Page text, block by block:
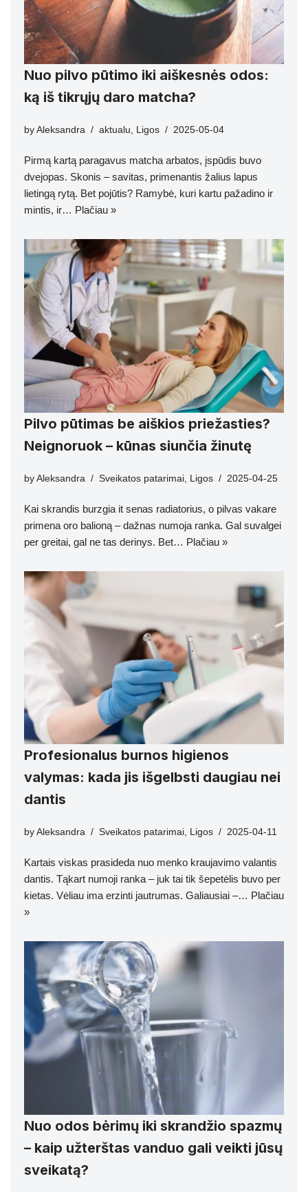
Nuo pilvo pūtimo iki aiškesnės odos:
ką iš tikrųjų daro matcha?
by Aleksandra aktualu Ligos 2025-05-04
Pirmą kartą paragavus matcha arbatos, įspūdis buvo
dvejopas. Skonis – savitas, primenantis žalius lapus
lietingą rytą. Bet pojūtis? Ramybė, kuri kartu pažadino ir
mintis, ir… Plačiau »
Pilvo pūtimas be aiškios priežasties?
Neignoruok – kūnas siunčia žinutę
by Aleksandra Sveikatos patarimai Ligos 2025-04-25
Kai skrandis burzgia it senas radiatorius, o pilvas vakare
primena oro balioną – dažnas numoja ranka. Gal suvalgei
per greitai, gal ne tas derinys. Bet… Plačiau »
Profesionalus burnos higienos
valymas: kada jis išgelbsti daugiau nei
dantis
by Aleksandra Sveikatos patarimai, Ligos 2025-04-11
Kartais viskas prasideda nuo menko kraujavimo valantis
dantis. Tąkart numoji ranka – juk tai tik šepetėlis buvo per
kietas. Vėliau ima erzinti jautrumas. Galiausiai –… Plačiau
»
Nuo odos bėrimų iki skrandžio spazmų
– kaip užterštas vanduo gali veikti jūsų
sveikatą?